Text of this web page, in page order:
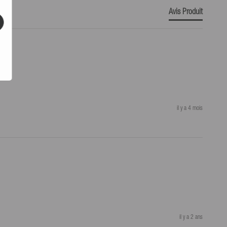
Avis Produit
il y a 4 mois
il y a 2 ans